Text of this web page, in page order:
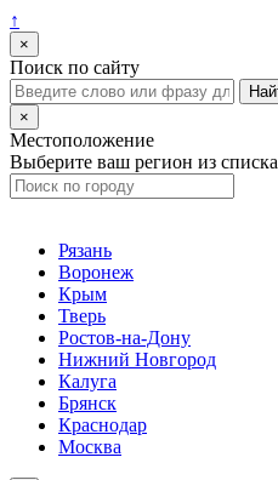
↑
×
Поиск по сайту
×
Местоположение
Выберите ваш регион из списка
Рязань
Воронеж
Крым
Тверь
Ростов-на-Дону
Нижний Новгород
Калуга
Брянск
Краснодар
Москва